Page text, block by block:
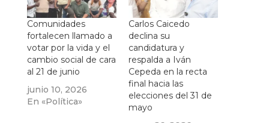
Comunidades
fortalecen llamado a
votar por la vida y el
cambio social de cara
al 21 de junio
junio 10, 2026
En «Política»
Carlos Caicedo
declina su
candidatura y
respalda a Iván
Cepeda en la recta
final hacia las
elecciones del 31 de
mayo